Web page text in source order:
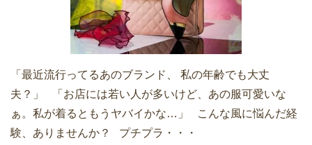
「最近流行ってるあのブランド、 私の年齢でも大丈
夫？」 「お店には若い人が多いけど、あの服可愛いな
ぁ。私が着るともうヤバイかな…」 こんな風に悩んだ経
験、ありませんか？ プチプラ・・・